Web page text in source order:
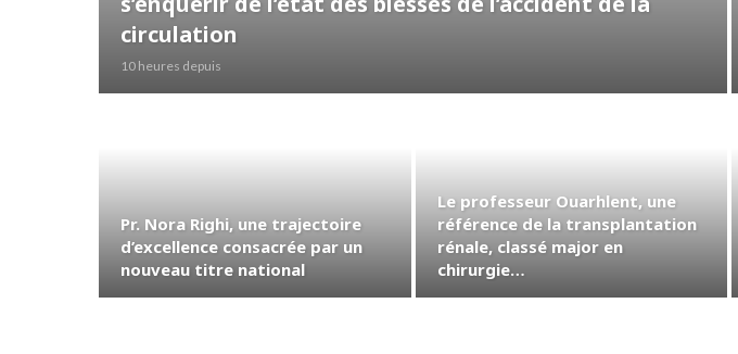
circulation
10 heures depuis
Pr. Nora Righi, une trajectoire
d’excellence consacrée par un
nouveau titre national
Le professeur Ouarhlent, une
référence de la transplantation
rénale, classé major en
chirurgie…